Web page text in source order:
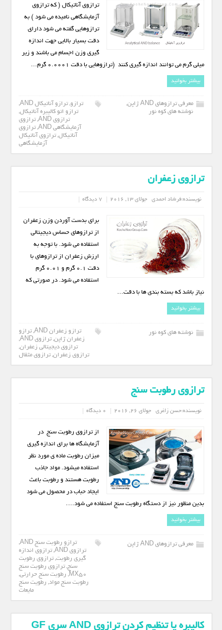
کالیبره یا تنظیم کردن ترازوی AND سری GF
ترازوی رطوبت سنج
نویسنده:حسن زاغری جولای 26, 2016 0 دیدگاه
از ترازوی رطوبت سنج در
آزمایشگاه ها برای اندازه گیری
میزان رطوبت ماده ی مورد نظر
استفاده میشود. مواد جاذب
رطوبت هستند و رطوبت باعث
ایجاد حباب در محصول می شود
بدین منظور نیز از دستگاه رطوبت سنج استفاده می شود….
بیشتر بخوانید
معرفی ترازوهای AND ژاپن ترازو رطوبت سنج AND
,
ترازوی AND
,ترازوی اندازه
گیری رطوبت,ترازوی رطوبت
سنج,ترازوی رطوبت سنج
MX50
, رطوبت سنج حرارتی,
رطوبت سنج مواد, رطویت سنج
مایعات
ترازوی زعفران
نویسنده:فرشاد احمدی جولای 13, 2016 7 دیدگاه
برای بدست آوردن وزن زعفران
از ترازوهای حساس دیجیتالی
استفاده می شود. با توجه به
ارزش زعفران از ترازوهای با
دقت 0.1 گرم و 0.01 گرم
استفاده می شود. در صورتی که
نیاز باشد که بسته بندی ها با دقت…
بیشتر بخوانید
نوشته های کوه نور ترازو زعفران AND ,ترازو
زعفران ژاپن,ترازوی AND
,
ترازوی دیجیتالی زعفران,
ترازوی زعفران,ترازوی مثقال
ترازوی آناتیکال ( که ترازوی
آزمایشگاهی نامیده می شود ) به
ترازوهایی گفته می شود دارای
دقت بسیار بالایی جهت اندازه
گیری وزن اجسام می باشند و زیر
میلی گرم می توانند اندازه گیری کنند (ترازوهایی با دقت 0.0001 گرم…
بیشتر بخوانید
معرفی ترازوهای AND ژاپن
,
نوشته های کوه نور
ترازو,ترازو آناتیکال AND
,
ترازو اتو کالیبره آناتیکال,
ترازوی AND
,ترازوی
آزمایشگاهی AND
,ترازوی
آناتیکال,ترازوی آناتیکال
آزمایشگاهی